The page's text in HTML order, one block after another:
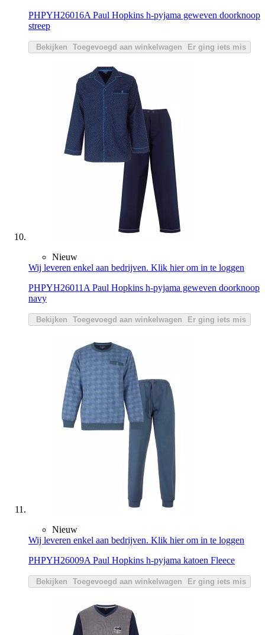
PHPYH26016A Paul Hopkins h-pyjama geweven doorknoop
streep
Bekijken Toegevoegd aan winkelwagen Er ging iets mis
Nieuw
Wij leveren enkel aan bedrijven. Klik hier om in te loggen
PHPYH26011A Paul Hopkins h-pyjama geweven doorknoop
navy
Bekijken Toegevoegd aan winkelwagen Er ging iets mis
Nieuw
Wij leveren enkel aan bedrijven. Klik hier om in te loggen
PHPYH26009A Paul Hopkins h-pyjama katoen Fleece
Bekijken Toegevoegd aan winkelwagen Er ging iets mis